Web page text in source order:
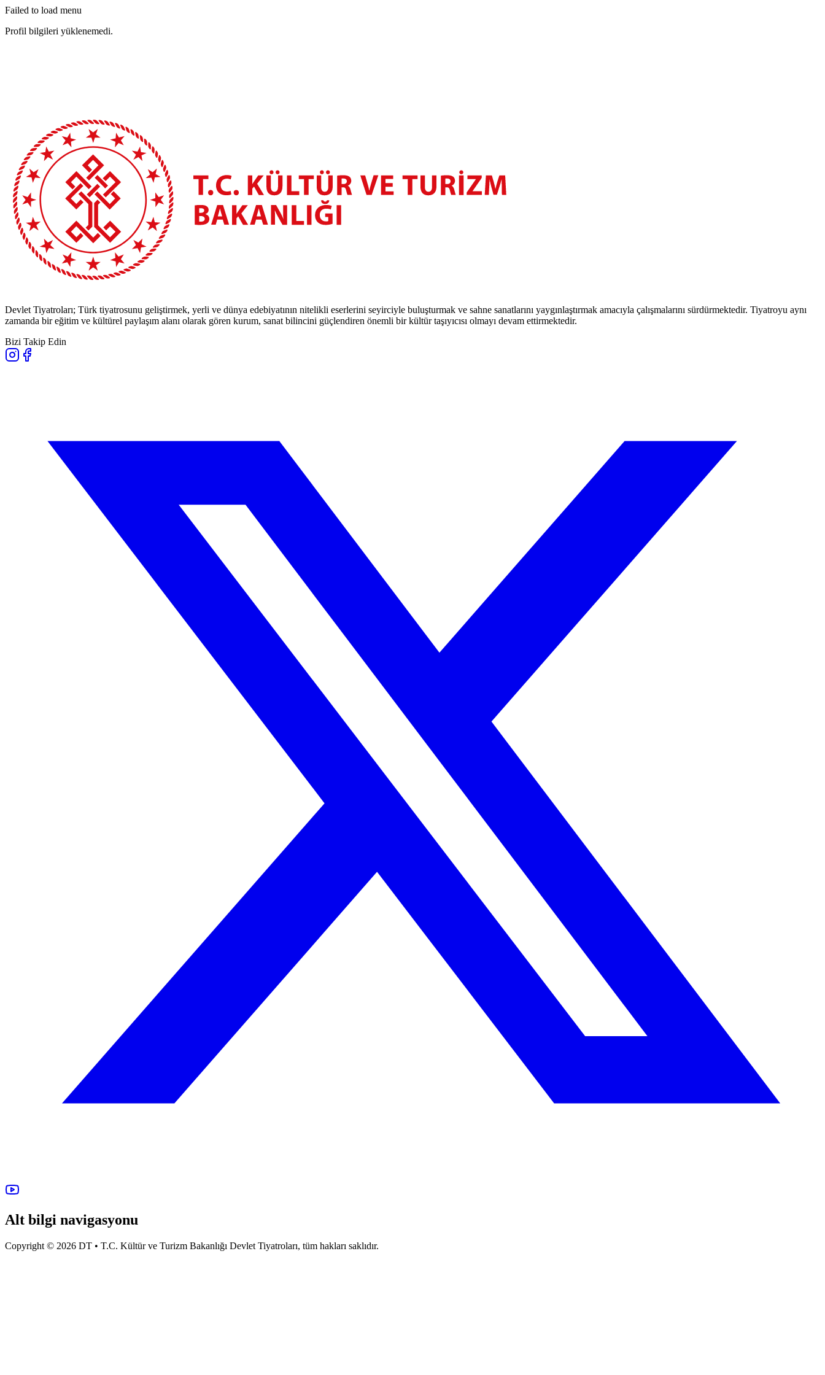
Failed to load menu
Profil bilgileri yüklenemedi.
Devlet Tiyatroları; Türk tiyatrosunu geliştirmek, yerli ve dünya edebiyatının nitelikli eserlerini seyirciyle buluşturmak ve sahne sanatlarını yaygınlaştırmak amacıyla çalışmalarını sürdürmektedir. Tiyatroyu aynı
zamanda bir eğitim ve kültürel paylaşım alanı olarak gören kurum, sanat bilincini güçlendiren önemli bir kültür taşıyıcısı olmayı devam ettirmektedir.
Bizi Takip Edin
Alt bilgi navigasyonu
Copyright © 2026 DT • T.C. Kültür ve Turizm Bakanlığı Devlet Tiyatroları, tüm hakları saklıdır.